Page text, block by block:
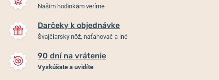
Našim hodinkám veríme
Darčeky k objednávke
Švajčiarsky nôž, naťahovač a iné
90 dní na vrátenie
Vyskúšate a uvidíte